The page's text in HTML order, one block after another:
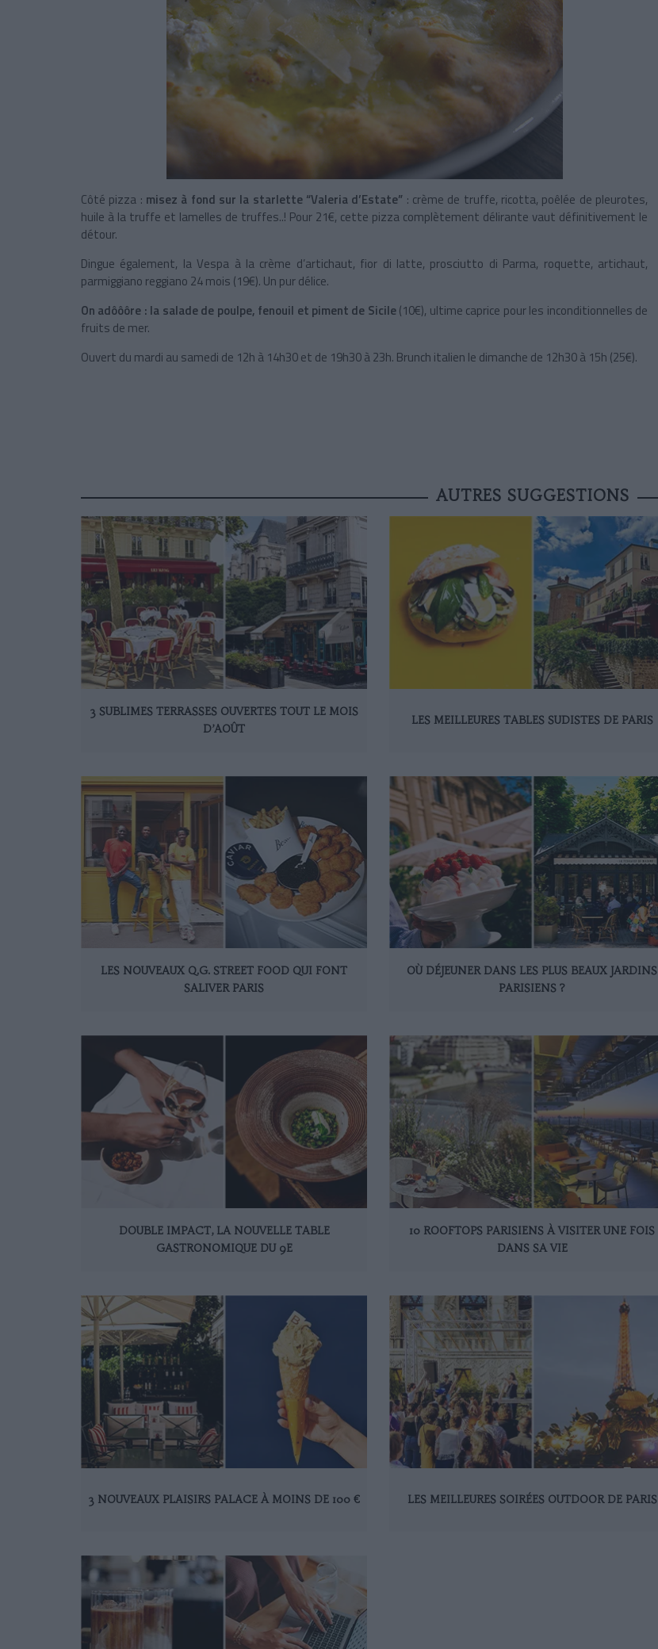
Côté pizza : misez à fond sur la starlette “Valeria d’Estate” : crème de truffe, ricotta, poêlée de pleurotes,
huile à la truffe et lamelles de truffes..! Pour 21€, cette pizza complètement délirante vaut définitivement le
détour.
Dingue également, la Vespa à la crème d’artichaut, fior di latte, prosciutto di Parma, roquette, artichaut,
parmiggiano reggiano 24 mois (19€). Un pur délice.
On adôôôre : la salade de poulpe, fenouil et piment de Sicile(10€), ultime caprice pour les inconditionnelles de
fruits de mer.
Ouvert du mardi au samedi de 12h à 14h30 et de 19h30 à 23h. Brunch italien le dimanche de 12h30 à 15h (25€).
AUTRES SUGGESTIONS
3 SUBLIMES TERRASSES OUVERTES TOUT LE MOIS
D’AOÛT
LES MEILLEURES TABLES SUDISTES DE PARIS
LES NOUVEAUX Q.G. STREET FOOD QUI FONT
SALIVER PARIS
OÙ DÉJEUNER DANS LES PLUS BEAUX JARDINS
PARISIENS ?
DOUBLE IMPACT, LA NOUVELLE TABLE
GASTRONOMIQUE DU 9E
10 ROOFTOPS PARISIENS À VISITER UNE FOIS
DANS SA VIE
3 NOUVEAUX PLAISIRS PALACE À MOINS DE 100 € LES MEILLEURES SOIRÉES OUTDOOR DE PARIS